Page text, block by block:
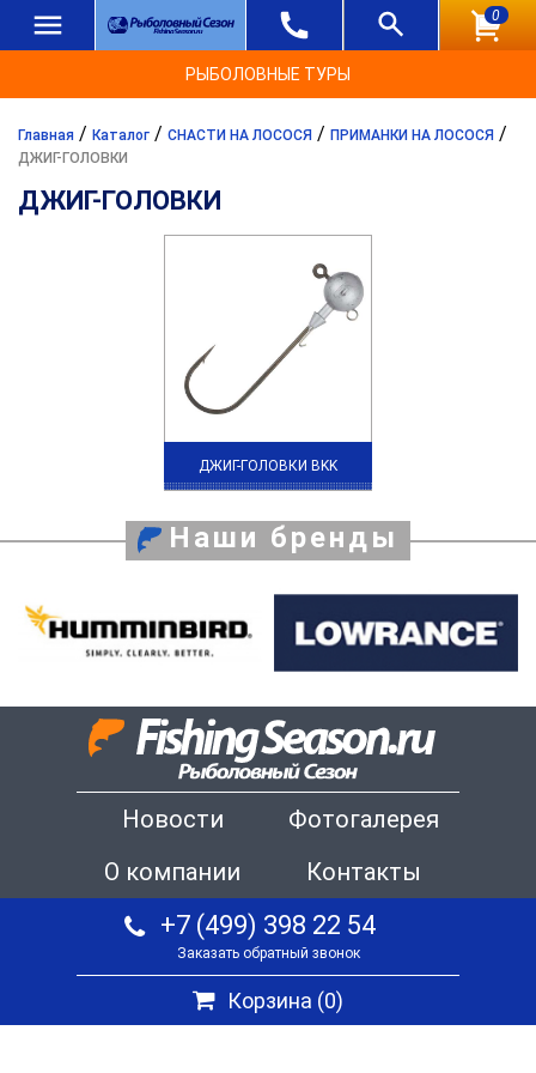
0
РЫБОЛОВНЫЕ ТУРЫ
Главная / Каталог / СНАСТИ НА ЛОСОСЯ / ПРИМАНКИ НА ЛОСОСЯ /
ДЖИГ-ГОЛОВКИ
ДЖИГ-ГОЛОВКИ
ДЖИГ-ГОЛОВКИ BKK
Наши бренды
Новости
Фотогалерея
О компании
Контакты
+7 (499) 398 22 54
Заказать обратный звонок
Корзина (0)